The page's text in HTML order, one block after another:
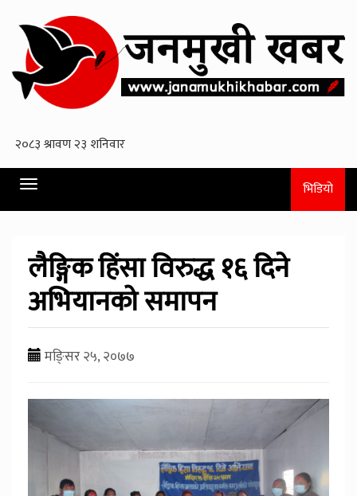
Toggle
navigation
भिडियो
लैङ्गिक हिंसा विरुद्ध १६ दिने
अभियानको समापन
मङि्सर २५, २०७७